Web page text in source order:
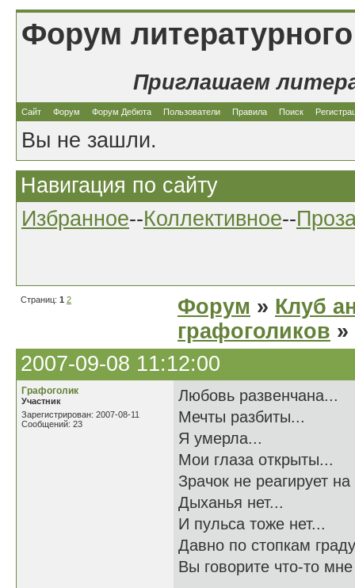
Форум
Приглашаем
Сайт Форум Форум Дебюта Пользователи Правила Поиск
Вы не зашли.
Навигация по сайту
Избранное--Коллективное--
Страниц: 1 2 Форум » Клуб
графоголиков
2007-09-08 11:12:00
Графоголик
Участник
Зарегистрирован: 2007-08-11
Сообщений: 23
Любовь развенчана...
Мечты разбиты...
Я умерла...
Мои глаза открыты...
Зрачок не реагирует на
Дыханья нет...
И пульса тоже нет...
Давно по стопкам
Вы говорите что-то